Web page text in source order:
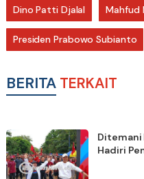
Dino Patti Djalal Mahfud
Presiden Prabowo Subianto
BERITA TERKAIT
Ditemani
Hadiri